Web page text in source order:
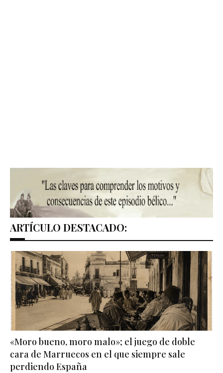
ARTÍCULO DESTACADO:
«Moro bueno, moro malo»; el juego de doble
cara de Marruecos en el que siempre sale
perdiendo España